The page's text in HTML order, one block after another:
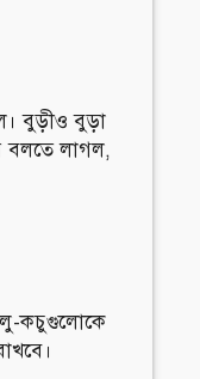
বুড়ীও বুড়া
বলতে লাগল,
কচুগুলােকে